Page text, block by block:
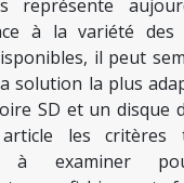
représente
à la variété des
il peut
solution la plus
SD et un disque
les critères
à examiner